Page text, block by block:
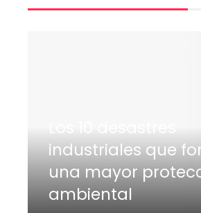
industriales que
una mayor
ambiental